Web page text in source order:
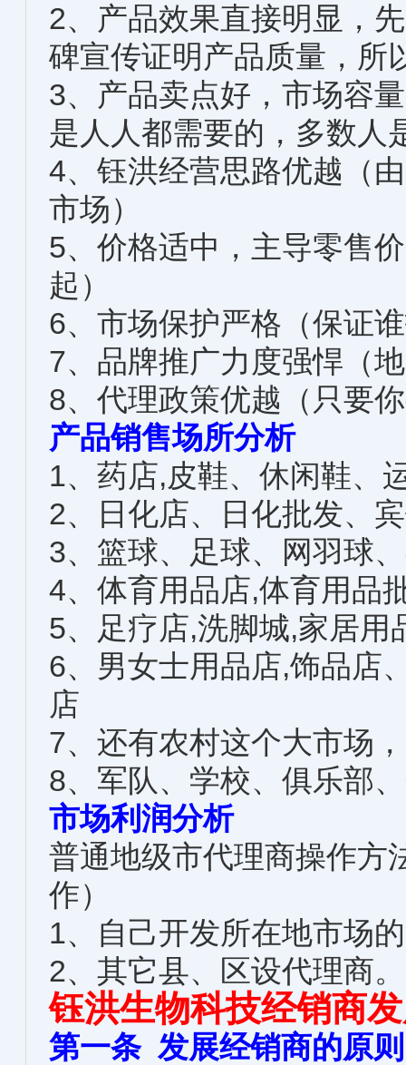
2、产品效果直接明显，
碑宣传证明产品质量，所
3、产品卖点好，市场容
是人人都需要的，多数人
4、钰洪经营思路优越（
市场）
5、价格适中，主导零售
起）
6、市场保护严格（保证
7、品牌推广力度强悍（
8、代理政策优越（只要
产品销售场所分析
1、药店,皮鞋、休闲鞋、
2、日化店、日化批发、
3、篮球、足球、网羽球
4、体育用品店,体育用品
5、足疗店,洗脚城,家居用
6、男女士用品店,饰品店
店
7、还有农村这个大市场
8、军队、学校、俱乐部
市场利润分析
普通地级市代理商操作方
作）
1、自己开发所在地市场
2、其它县、区设代理商。
钰洪生物科技经销商
第一条 发展经销商的原则